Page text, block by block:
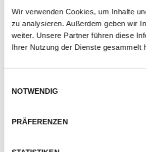
Wir verwenden Cookies, um Inhalte
zu analysieren. Außerdem geben wir
weiter. Unsere Partner führen diese
Ihrer Nutzung der Dienste gesammelt
NOTWENDIG
PRÄFERENZEN